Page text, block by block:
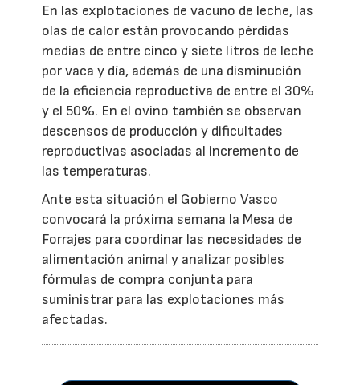
En las explotaciones de vacuno de leche, las
olas de calor están provocando pérdidas
medias de entre cinco y siete litros de leche
por vaca y día, además de una disminución
de la eficiencia reproductiva de entre el 30%
y el 50%. En el ovino también se observan
descensos de producción y dificultades
reproductivas asociadas al incremento de
las temperaturas.
Ante esta situación el Gobierno Vasco
convocará la próxima semana la Mesa de
Forrajes para coordinar las necesidades de
alimentación animal y analizar posibles
fórmulas de compra conjunta para
suministrar para las explotaciones más
afectadas.